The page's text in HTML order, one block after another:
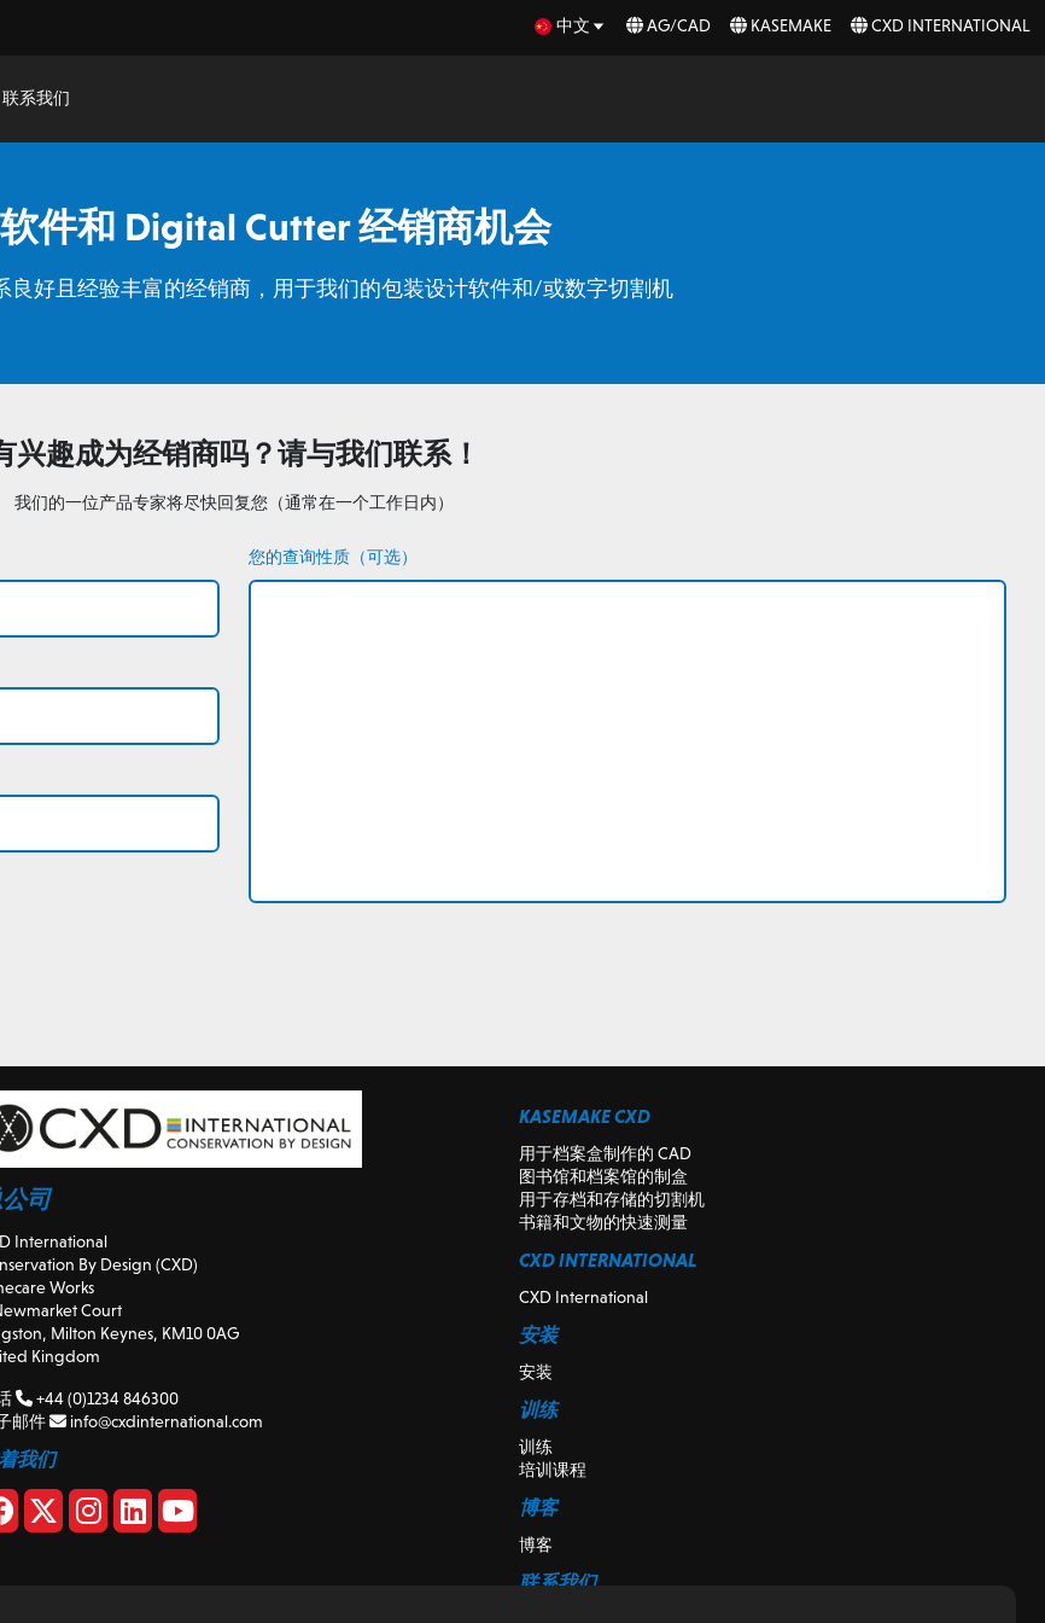
中文 AG/CAD KASEMAKE CXD INTERNATIONAL
联系我们
件和 Digital Cutter 经销商机会
良好且经验丰富的经销商，用于我们的包装设计软件和/或数字切割机
兴趣成为经销商吗？请与我们联系！
我们的一位产品专家将尽快回复您（通常在一个工作日内）
您的查询性质（可选）
司
International
By Design (CXD)
Works
Court
Milton Keynes, KM10 0AG
Kingdom
+44 (0)1234 846300
邮件
info@cxdinternational.com
我们
KASEMAKE CXD
用于档案盒制作的 CAD
图书馆和档案馆的制盒
用于存档和存储的切割机
书籍和文物的快速测量
CXD INTERNATIONAL
CXD International
安装
安装
训练
训练
培训课程
博客
博客
联系我们